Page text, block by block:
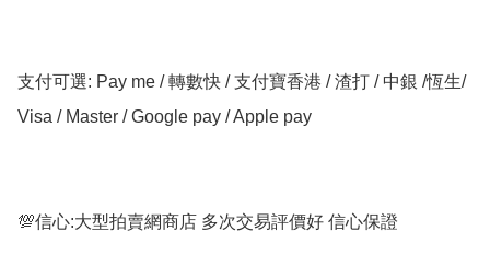
支付可選: Pay me / 轉數快 / 支付寶香港 / 渣打 / 中銀 /恆生/
Visa / Master / Google pay / Apple pay
💯信心:大型拍賣網商店 多次交易評價好 信心保證